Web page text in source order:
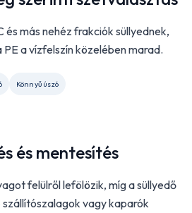
és más nehéz frakciók süllyednek,
PE a vízfelszín közelében marad.
Könnyű úszó
és mentesítés
felülről lefölözik, míg a süllyedő
vagy kaparók